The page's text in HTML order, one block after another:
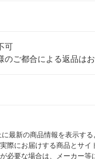
可
のご都合による返品は
最新の商品情報を表示す
際にお届けする商品とサ
必要な場合は、メーカー等